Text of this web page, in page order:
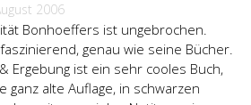
2006
Bonhoeffers ist ungebrochen.
genau wie seine Bücher.
Ergebung ist ein sehr cooles Buch,
ganz alte Auflage, in schwarzen